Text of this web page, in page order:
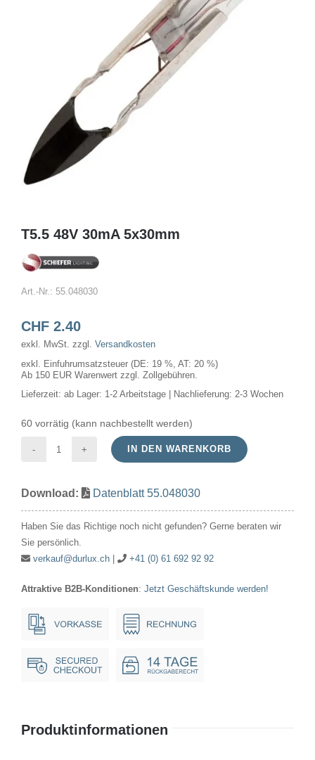
T5.5 48V 30mA 5x30mm
Art.-Nr.: 55.048030
CHF2.40
exkl. MwSt. zzgl. Versandkosten
exkl. Einfuhrumsatzsteuer (DE: 19 %, AT: 20 %)
Ab 150 EUR Warenwert zzgl. Zollgebühren.
Lieferzeit: ab Lager: 1-2 Arbeitstage | Nachlieferung: 2-3 Wochen
60 vorrätig (kann nachbestellt werden)
30mA
Menge
IN DEN WARENKORB
Download: Datenblatt 55.048030
Haben Sie das Richtige noch nicht gefunden? Gerne beraten wir
Sie persönlich.
verkauf@durlux.ch| +41 (0) 61 692 92 92
Attraktive B2B-Konditionen: Jetzt Geschäftskunde werden!
Produktinformationen